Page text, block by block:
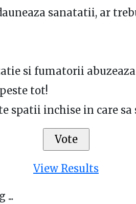
sanatatii, ar
si fumatorii
tot!
spatii inchise in care sa
View Results
...